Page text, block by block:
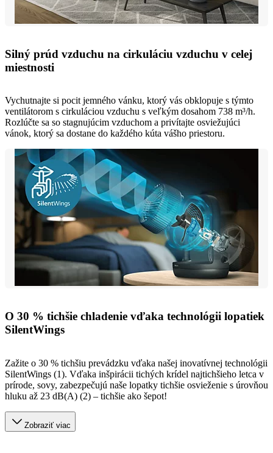
Silný prúd vzduchu na cirkuláciu vzduchu v celej
miestnosti
Vychutnajte si pocit jemného vánku, ktorý vás obklopuje s týmto
ventilátorom s cirkuláciou vzduchu s veľkým dosahom 738 m³/h.
Rozlúčte sa so stagnujúcim vzduchom a privítajte osviežujúci
vánok, ktorý sa dostane do každého kúta vášho priestoru.
O 30 % tichšie chladenie vďaka technológii lopatiek
SilentWings
Zažite o 30 % tichšiu prevádzku vďaka našej inovatívnej technológii
SilentWings (1). Vďaka inšpirácii tichých krídel najtichšieho letca v
prírode, sovy, zabezpečujú naše lopatky tichšie osvieženie s úrovňou
hluku až 23 dB(A) (2) – tichšie ako šepot!
Zobraziť viac